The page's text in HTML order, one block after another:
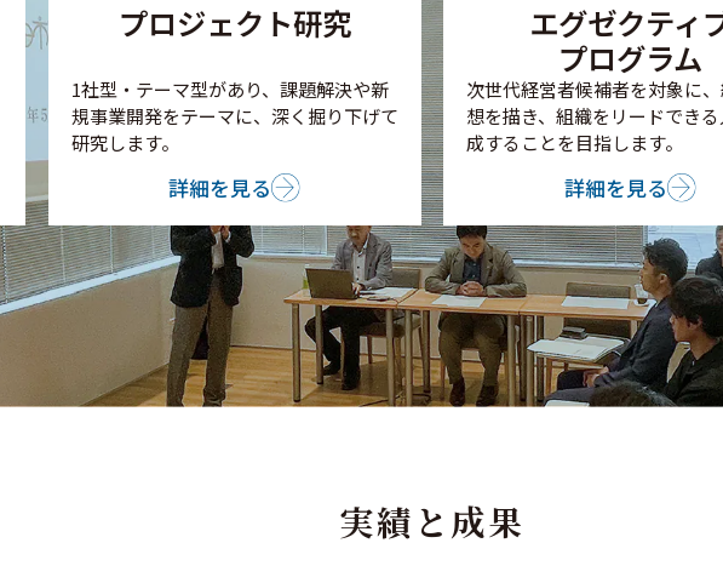
プロジェクト研究
1社型・テーマ型があり、課題解決や新
規事業開発をテーマに、深く掘り下げて
研究します。
詳細を見る
エグゼクティ
プログラム
次世代経営者候補者を対象に
想を描き、組織をリードでき
成することを目指します。
詳細を見る
実績と成果